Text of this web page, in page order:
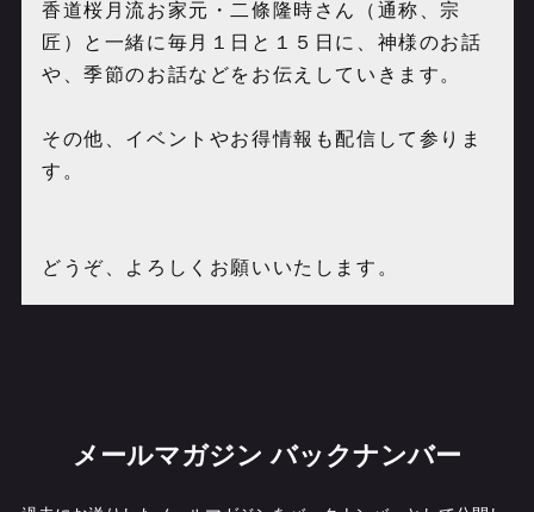
香道桜月流お家元・二條隆時さん（通称、宗
匠）と一緒に毎月１日と１５日に、神様のお話
や、季節のお話などをお伝えしていきます。
その他、イベントやお得情報も配信して参りま
す。
どうぞ、よろしくお願いいたします。
メールマガジン バックナンバー